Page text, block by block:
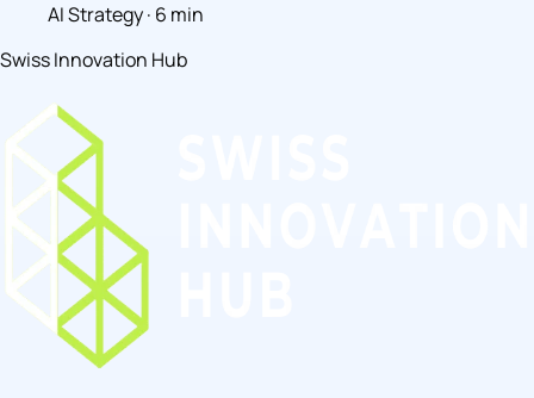
AI Strategy · 6 min
Swiss Innovation Hub